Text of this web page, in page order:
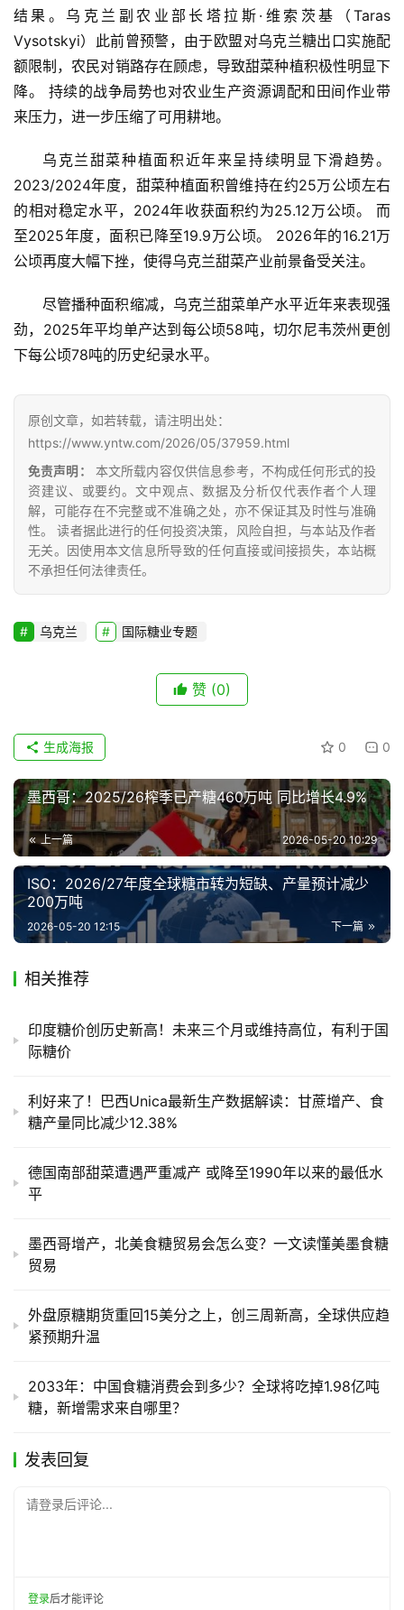
首
页
云
糖
网
公
货
报
价
专
题
区
频
产
业
链
产
销
储
运
结果。乌克兰副农业部长塔拉斯·维索茨基（Taras
Vysotskyi）此前曾预警，由于欧盟对乌克兰糖出口实施配
额限制，农民对销路存在顾虑，导致甜菜种植积极性明显下
降。 持续的战争局势也对农业生产资源调配和田间作业带
来压力，进一步压缩了可用耕地。
乌克兰甜菜种植面积近年来呈持续明显下滑趋势。
2023/2024年度，甜菜种植面积曾维持在约25万公顷左右
的相对稳定水平，2024年收获面积约为25.12万公顷。 而
至2025年度，面积已降至19.9万公顷。 2026年的16.21万
公顷再度大幅下挫，使得乌克兰甜菜产业前景备受关注。
尽管播种面积缩减，乌克兰甜菜单产水平近年来表现强
劲，2025年平均单产达到每公顷58吨，切尔尼韦茨州更创
下每公顷78吨的历史纪录水平。
原创文章，如若转载，请注明出处：
https://www.yntw.com/2026/05/37959.html
免责声明：
本文所载内容仅供信息参考，不构成任何形式的投
资建议、或要约。文中观点、数据及分析仅代表作者个人理
解，可能存在不完整或不准确之处，亦不保证其及时性与准确
性。 读者据此进行的任何投资决策，风险自担，与本站及作者
无关。因使用本文信息所导致的任何直接或间接损失，本站概
不承担任何法律责任。
乌克兰 国际糖业专题
赞 (0)
0 0
生成海报
墨西哥：2025/26榨季已产糖460万吨 同比增长4.9%
上一篇 2026-05-20 10:29
ISO：2026/27年度全球糖市转为短缺、产量预计减少
200万吨
下一篇
2026-05-20 12:15
相关推荐
印度糖价创历史新高！未来三个月或维持高位，有利于国
际糖价
利好来了！巴西Unica最新生产数据解读：甘蔗增产、食
糖产量同比减少12.38%
德国南部甜菜遭遇严重减产 或降至1990年以来的最低水
平
墨西哥增产，北美食糖贸易会怎么变？一文读懂美墨食糖
贸易
外盘原糖期货重回15美分之上，创三周新高，全球供应趋
紧预期升温
2033年：中国食糖消费会到多少？全球将吃掉1.98亿吨
糖，新增需求来自哪里？
发表回复
请登录后评论...
登录后才能评论